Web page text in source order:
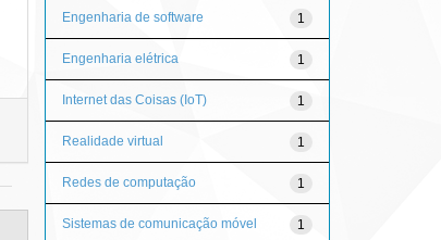
1
Engenharia de software
1
Engenharia elétrica
1
Internet das Coisas (IoT)
1
Realidade virtual
1
Redes de computação
1
Sistemas de comunicação móvel